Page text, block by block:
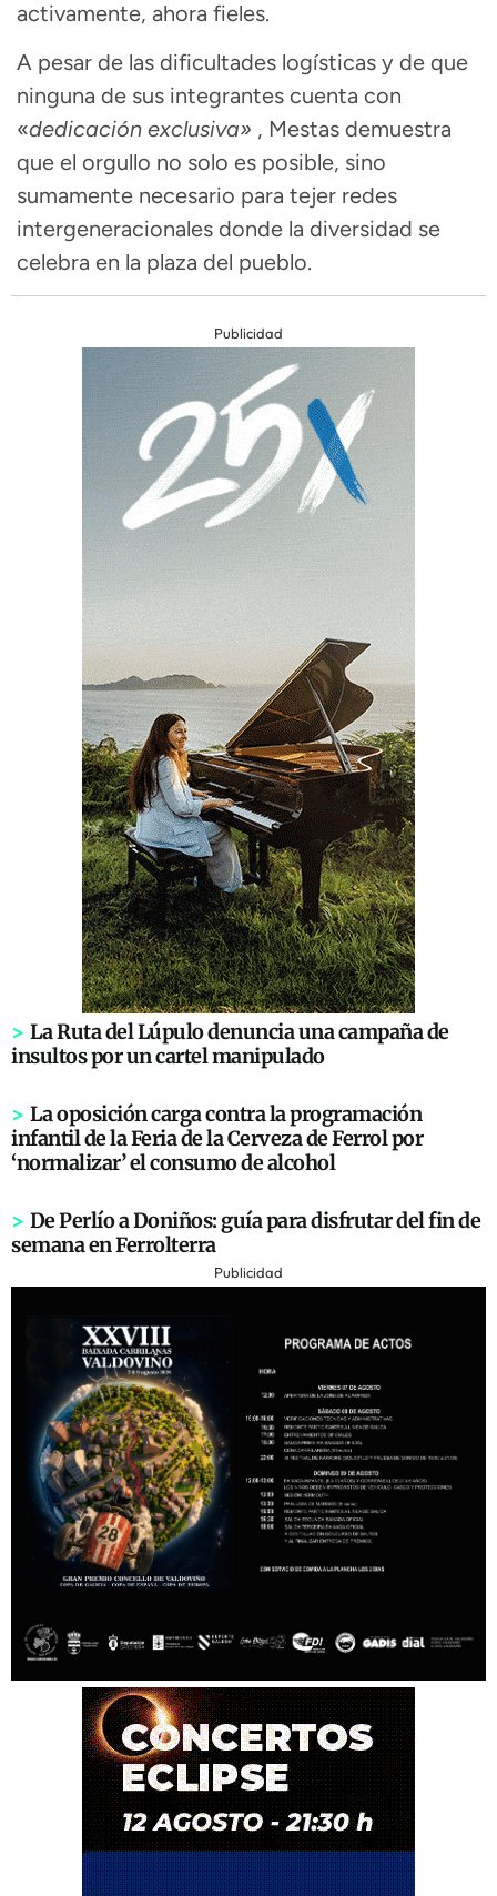
activamente, ahora fieles.
A pesar de las dificultades logísticas y de que
ninguna de sus integrantes cuenta con
«dedicación exclusiva» , Mestas demuestra
que el orgullo no solo es posible, sino
sumamente necesario para tejer redes
intergeneracionales donde la diversidad se
celebra en la plaza del pueblo.
Publicidad
> La Ruta del Lúpulo denuncia una campaña de
insultos por un cartel manipulado
> La oposición carga contra la programación
infantil de la Feria de la Cerveza de Ferrol por
‘normalizar’ el consumo de alcohol
> De Perlío a Doniños: guía para disfrutar del fin de
semana en Ferrolterra
Publicidad